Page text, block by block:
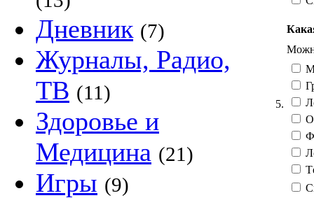
Дневник (7)
Журналы, Радио,
ТВ (11)
Здоровье и
Медицина (21)
Игры (9)
5.